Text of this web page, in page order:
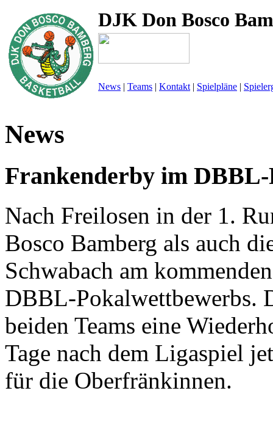
DJK Don Bosco
News | Teams | Kontakt | Spielpläne |
News
Frankenderby im
Nach Freilosen in der 1.
Bosco Bamberg als auch
Schwabach am
DBBL-Pokalwettbewerbs.
beiden Teams eine
Tage nach dem Ligaspiel
für die Oberfränkinnen.